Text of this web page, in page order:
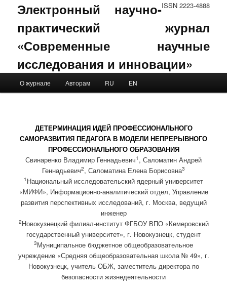
ISSN 2223-4888
Электронный научно-
практический журнал
«Современные научные
исследования и инновации»
Skip to primary content
Skip to secondary content
О журнале Авторам RU EN
ДЕТЕРМИНАЦИЯ ИДЕЙ ПРОФЕССИОНАЛЬНОГО
САМОРАЗВИТИЯ ПЕДАГОГА В МОДЕЛИ НЕПРЕРЫВНОГО
ПРОФЕССИОНАЛЬНОГО ОБРАЗОВАНИЯ
Свинаренко Владимир Геннадьевич1 , Саломатин Андрей
Геннадьевич2, Саломатина Елена Борисовна3
1 Национальный исследовательский ядерный университет
«МИФИ», Информационно-аналитический отдел, Управление
развития перспективных исследований, г. Москва, ведущий
инженер
2Новокузнецкий филиал-институт ФГБОУ ВПО «Кемеровский
государственный университет», г. Новокузнецк, студент
3Муниципальное бюджетное общеобразовательное
учреждение «Средняя общеобразовательная школа № 49», г.
Новокузнецк, учитель ОБЖ, заместитель директора по
безопасности жизнедеятельности